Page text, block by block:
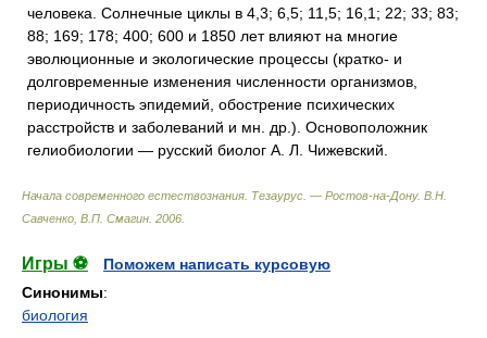
человека. Солнечные циклы в 4,3; 6,5; 11,5; 16,1; 22; 33; 83;
88; 169; 178; 400; 600 и 1850 лет влияют на многие
эволюционные и экологические процессы (кратко- и
долговременные изменения численности организмов,
периодичность эпидемий, обострение психических
расстройств и заболеваний и мн. др.). Основоположник
гелиобиологии — русский биолог А. Л. Чижевский.
Начала современного естествознания. Тезаурус. — Ростов-на-Дону. В.Н.
Савченко, В.П. Смагин 2006
Игры ⚽
Поможем написать курсовую
Синонимы:
биология